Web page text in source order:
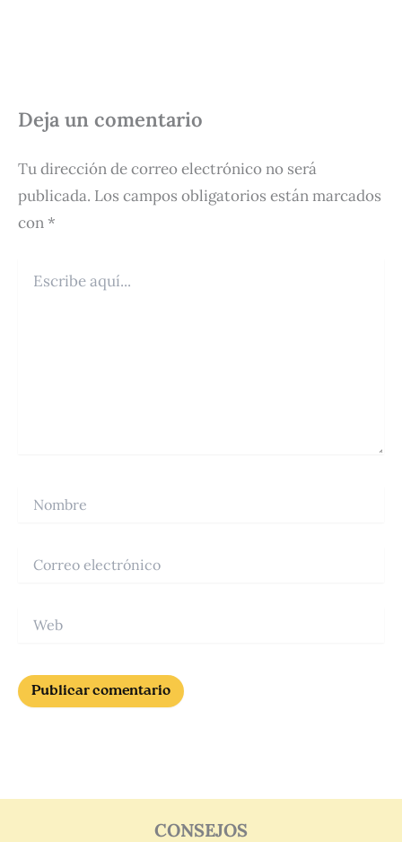
Deja un comentario
Tu dirección de correo electrónico no será
publicada. Los campos obligatorios están marcados
con*
aquí...
electrónico
CONSEJOS